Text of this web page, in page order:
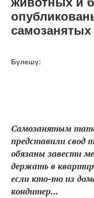
Бүлешү:
Самозанятым
представили свод
обязаны завести
держать в
если кто-то из
кондитер...